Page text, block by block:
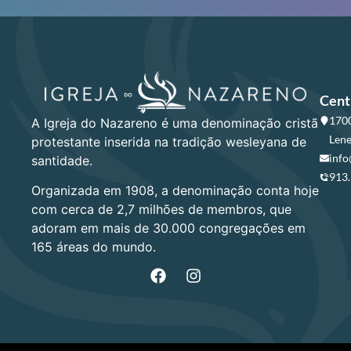
A Igreja do Nazareno é uma denominação cristã
protestante inserida na tradição wesleyana de
santidade.
Organizada em 1908, a denominação conta hoje
com cerca de 2,7 milhões de membros, que
adoram em mais de 30.000 congregações em
165 áreas do mundo.